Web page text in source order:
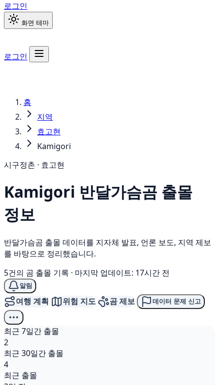
로그인
화면 테마
로그인
홈
지역
효고현
Kamigori
시구정촌 · 효고현
Kamigori 반달가슴곰 출몰
정보
반달가슴곰 출몰 데이터를 지자체 발표, 언론 보도, 지역 제보
를 바탕으로 정리했습니다.
5건의 곰 출몰 기록 · 마지막 업데이트: 17시간 전
알림
여행 계획 위험 지도 곰 제보 데이터 문제 신고
최근 7일간 출몰
2
최근 30일간 출몰
4
최근 출몰